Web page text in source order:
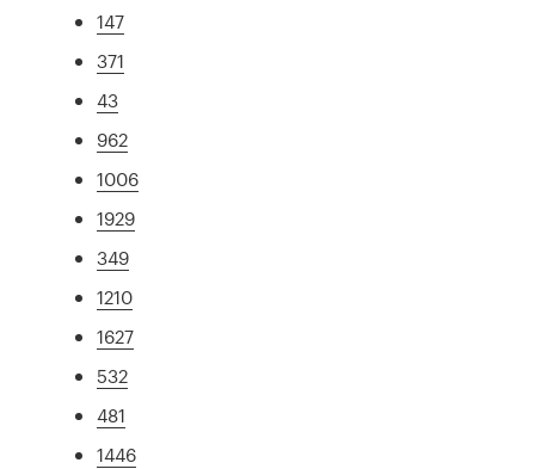
147
371
43
962
1006
1929
349
1210
1627
532
481
1446